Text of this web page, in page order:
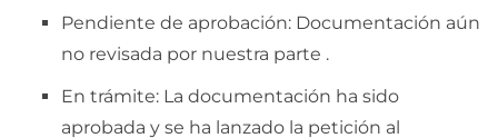
Pendiente de aprobación: Documentación aún
no revisada por nuestra parte .
En trámite: La documentación ha sido
aprobada y se ha lanzado la petición al